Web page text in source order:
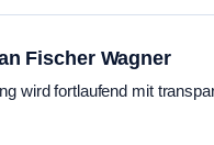
Fischer Wagner
wird fortlaufend mit